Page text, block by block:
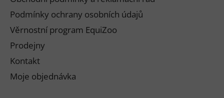
Podmínky ochrany osobních údajů
Věrnostní program EquiZoo
Prodejny
Kontakt
Moje objednávka